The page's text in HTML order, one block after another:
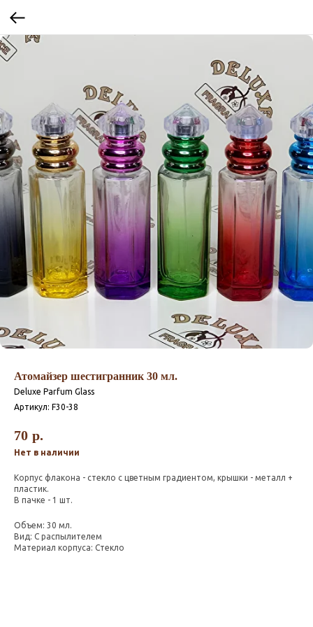
Атомайзер шестигранник 30 мл.
Deluxe Parfum Glass
Артикул: F30-38
70 р.
Нет в наличии
Корпус флакона - стекло c цветным градиентом, крышки - металл +
пластик.
В пачке - 1 шт.
Объем: 30 мл.
Вид: С распылителем
Материал корпуса: Стекло